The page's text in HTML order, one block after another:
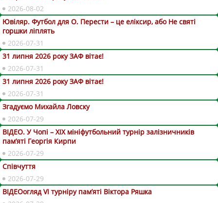
2026-08-02
Ювіляр. Футбол для О. Перести – це еліксир, або Не святі
горшки ліплять
2026-07-31
31 липня 2026 року ЗАФ вітає!
2026-07-31
31 липня 2026 року ЗАФ вітає!
2026-07-31
Згадуємо Михайла Ловску
2026-07-29
ВІДЕО. У Чопі – ХІХ мініфутбольний турнір залізничників
пам’яті Георгія Кирпи
2026-07-29
Співчуття
2026-07-29
ВІДЕОогляд VІ турніру пам’яті Віктора Ряшка